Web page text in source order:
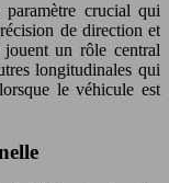
crucial qui
de direction et
un rôle central
longitudinales qui
le véhicule est